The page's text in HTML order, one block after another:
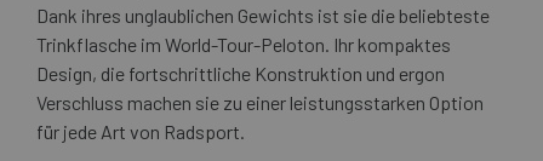
Dank ihres unglaublichen Gewichts ist sie die beliebteste
Trinkflasche im World-Tour-Peloton. Ihr kompaktes
Design, die fortschrittliche Konstruktion und ergon
Verschluss machen sie zu einer leistungsstarken Option
für jede Art von Radsport.